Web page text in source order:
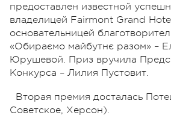
предоставлен известной
владелицей Fairmont Grand
основательницей
«Обираємо майбутнє разом» –
Юрушевой. Приз вручила
Конкурса – Лилия Пустовит.
Вторая премия досталась
Советское, Херсон).